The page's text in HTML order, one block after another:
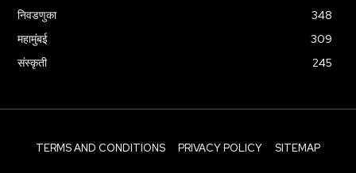
निवडणुका
348
महामुंबई
309
संस्कृती
245
TERMS AND CONDITIONS PRIVACY POLICY SITEMAP